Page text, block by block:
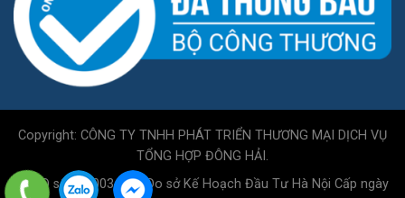
Copyright: CÔNG TY TNHH PHÁT TRIỂN THƯƠNG MẠI DỊCH VỤ
TỔNG HỢP ĐÔNG HẢI.
GPKD số 0110034717 Do sở Kế Hoạch Đầu Tư Hà Nội Cấp ngày